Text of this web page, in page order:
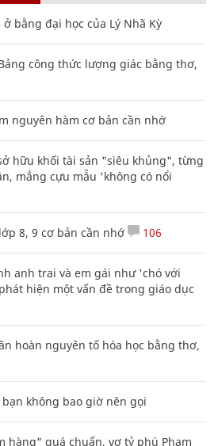
bằng đại học của Lý Nhã Kỳ
công thức lượng giác bằng thơ,
nguyên hàm cơ bản cần nhớ
hữu khối tài sản "siêu khủng", từng
mắng cựu mẫu 'không có nổi
8, 9 cơ bản cần nhớ 106
anh trai và em gái như 'chó với
hiện một vấn đề trong giáo dục
hoàn nguyên tố hóa học bằng thơ,
không bao giờ nên gọi
hàng" quá chuẩn, vợ tỷ phú Phạm